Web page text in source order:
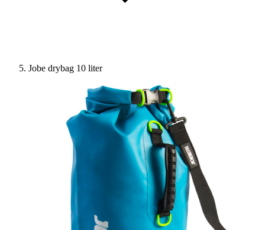
Jobe drybag 10 liter